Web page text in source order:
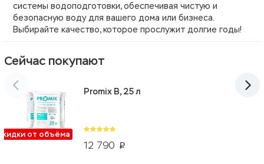
системы водоподготовки, обеспечивая чистую и
безопасную воду для вашего дома или бизнеса.
Выбирайте качество, которое прослужит долгие годы!
Сейчас покупают
от объёма
12 790 p
Promix B, 25 л